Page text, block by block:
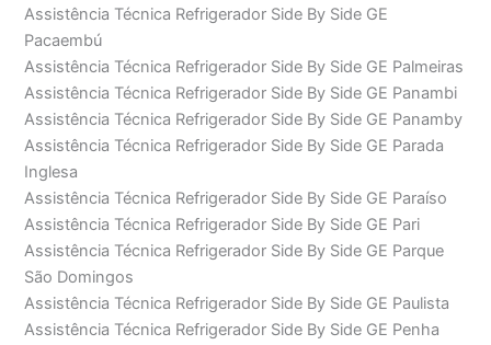
Assistência Técnica Refrigerador Side By Side GE
Pacaembú
Assistência Técnica Refrigerador Side By Side GE Palmeiras
Assistência Técnica Refrigerador Side By Side GE Panambi
Assistência Técnica Refrigerador Side By Side GE Panamby
Assistência Técnica Refrigerador Side By Side GE Parada
Inglesa
Assistência Técnica Refrigerador Side By Side GE Paraíso
Assistência Técnica Refrigerador Side By Side GE Pari
Assistência Técnica Refrigerador Side By Side GE Parque
São Domingos
Assistência Técnica Refrigerador Side By Side GE Paulista
Assistência Técnica Refrigerador Side By Side GE Penha